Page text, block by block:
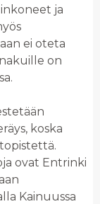
ja
ei oteta
on
koska
ovat Entrinki
Kainuussa